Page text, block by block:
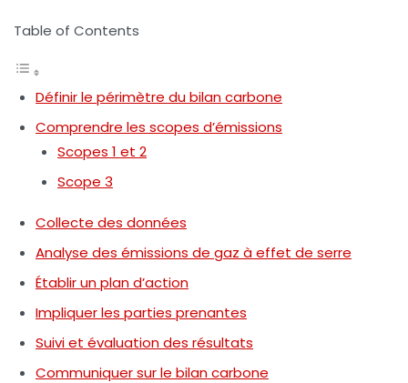
Table of Contents
Définir le périmètre du bilan carbone
Comprendre les scopes d’émissions
Scopes 1 et 2
Scope 3
Collecte des données
Analyse des émissions de gaz à effet de serre
Établir un plan d’action
Impliquer les parties prenantes
Suivi et évaluation des résultats
Communiquer sur le bilan carbone